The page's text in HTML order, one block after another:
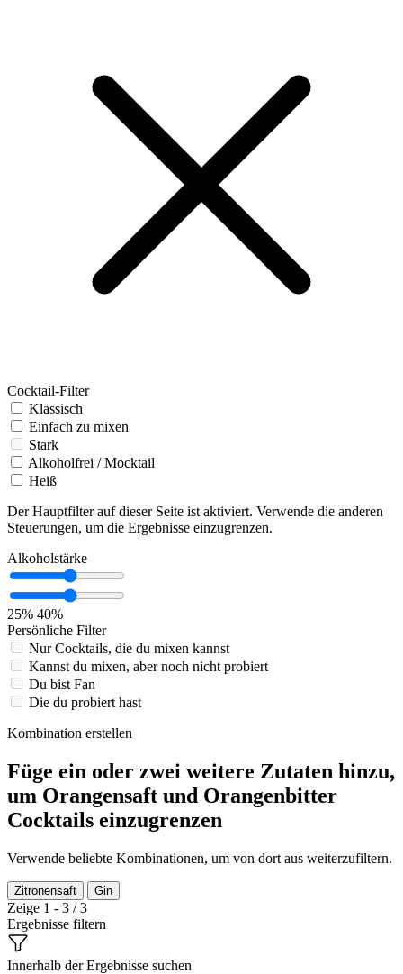
Cocktail-Filter
Klassisch
Einfach zu mixen
Stark
Alkoholfrei / Mocktail
Heiß
Der Hauptfilter auf dieser Seite ist aktiviert. Verwende die anderen
Steuerungen, um die Ergebnisse einzugrenzen.
Alkoholstärke
25% 40%
Persönliche Filter
Nur Cocktails, die du mixen kannst
Kannst du mixen, aber noch nicht probiert
Du bist Fan
Die du probiert hast
Kombination erstellen
Füge ein oder zwei weitere Zutaten hinzu,
um Orangensaft und Orangenbitter
Cocktails einzugrenzen
Verwende beliebte Kombinationen, um von dort aus weiterzufiltern.
Zitronensaft Gin
Zeige 1 - 3 / 3
Ergebnisse filtern
Innerhalb der Ergebnisse suchen